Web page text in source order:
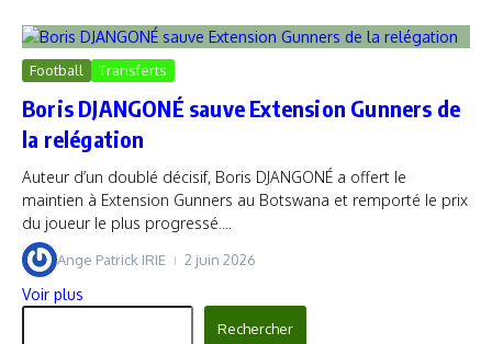
Football Transferts
Boris DJANGONÉ sauve Extension Gunners de
la relégation
Auteur d’un doublé décisif, Boris DJANGONÉ a offert le
maintien à Extension Gunners au Botswana et remporté le prix
du joueur le plus progressé....
Ange Patrick IRIE 2 juin 2026
Voir plus
Rechercher